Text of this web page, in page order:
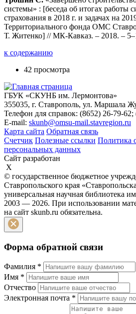
системы» : [беседа об итогах работы
страхования в 2018 г. и задачах на
Территориального фонда ОМС
Т. Житенко] // МК-Кавказ. – 2018. –
к содержанию
42 просмотра
ГБУК «СКУНБ им. Лермонтова»
355035, г. Ставрополь, ул. Маршала
Телефон для справок: (8652) 26-79-62;
E-mail: skunb@omsu-mail.stavregion.ru
Карта сайта Обратная связь
Счетчик Полезные ссылки Политика
персональных данных
Сайт разработан
X
© государственное бюджетное
Ставропольского края
универсальная научная библиотека
2003 — 2026. При использовании
на сайт skunb.ru обязательна.
Форма обратной связи
Фамилия *
Имя *
Отчество
Электронная почта *